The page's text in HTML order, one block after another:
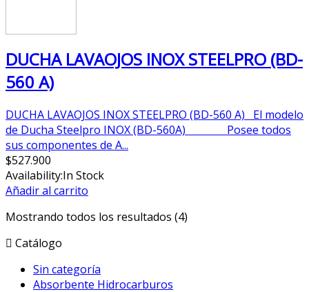
DUCHA LAVAOJOS INOX STEELPRO (BD-
560 A)
DUCHA LAVAOJOS INOX STEELPRO (BD-560 A) El modelo
de Ducha Steelpro INOX (BD-560A) Posee todos
sus componentes de A...
$527.900
Availability:In Stock
Añadir al carrito
Mostrando todos los resultados (4)
Catálogo
Sin categoría
Absorbente Hidrocarburos